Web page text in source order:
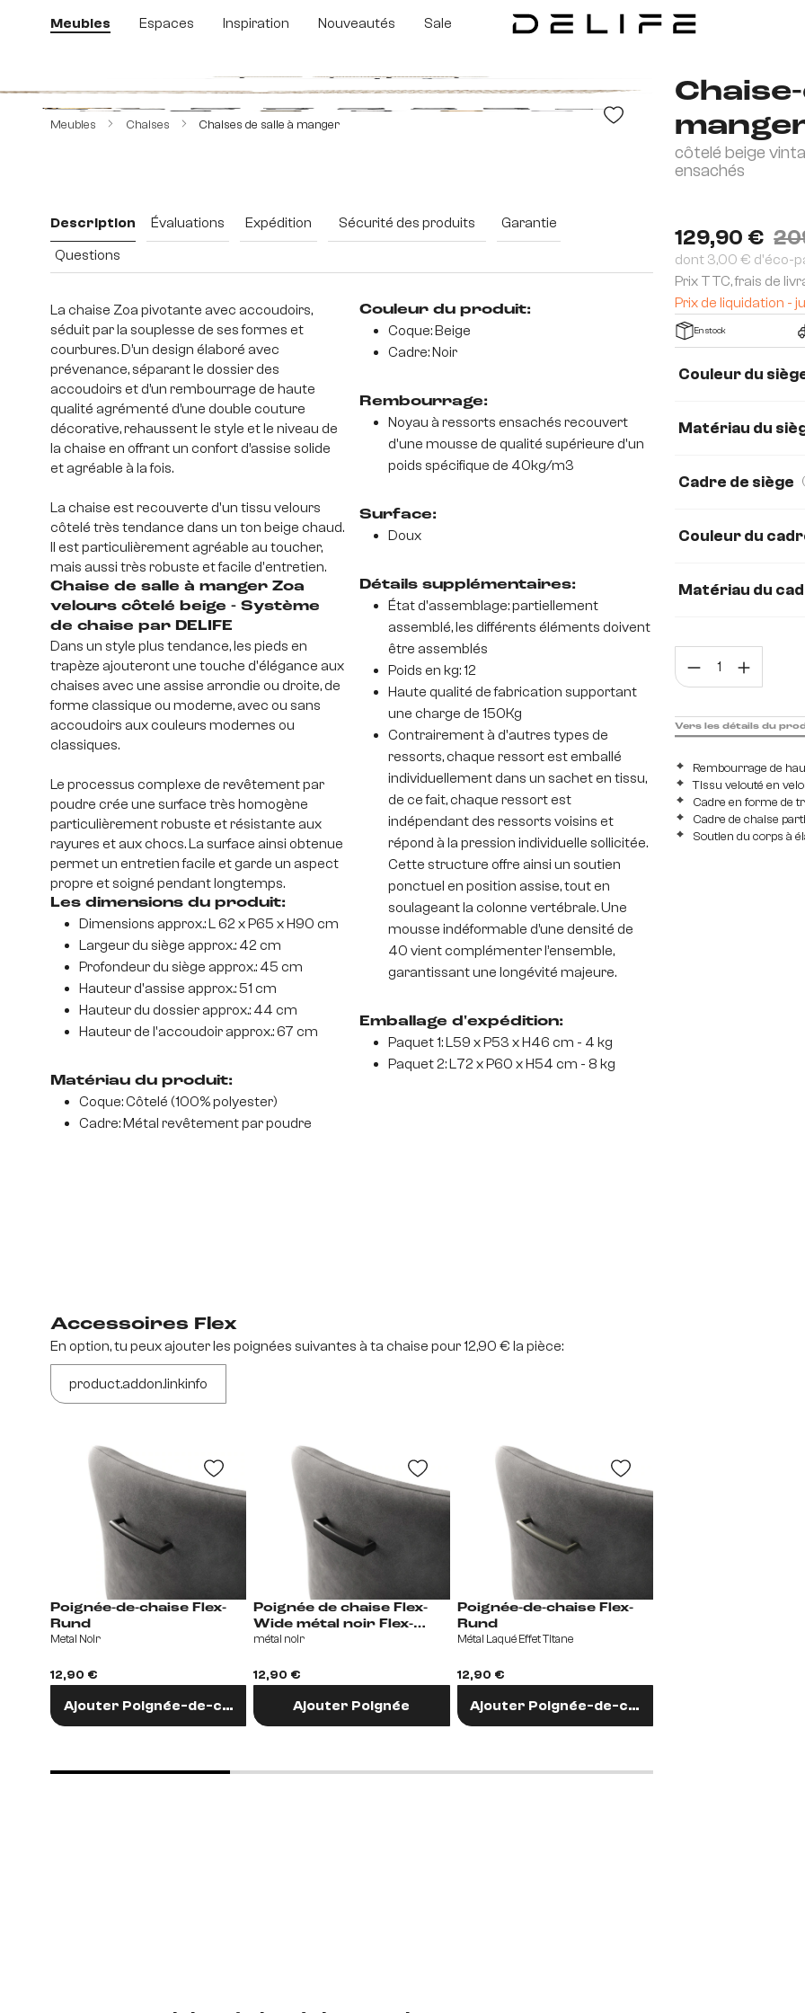
au contenu principal
Passer à la recherche
Passer à la navigation principale
Meubles Espaces Inspiration Nouveautés Sale
Meubles Chaises Chaises de salle à manger
côtelé beige
ensachés
129,90 €
dont 3,00 € d'éco-
Prix TTC, frais de
Prix de liquidation -
En stock
Couleur du
Matériau du
Mikrofaser/Bouclé
Cadre de siège
Couleur du
Matériau du
Rembourrage de
Tissu velouté en
Cadre en forme de
Cadre de chaise
Soutien du corps à
Vers les détails du
Description Évaluations Expédition Sécurité des produits
Garantie
Questions
La chaise Zoa pivotante avec accoudoirs,
séduit par la souplesse de ses formes et
courbures. D’un design élaboré avec
prévenance, séparant le dossier des
accoudoirs et d’un rembourrage de haute
qualité agrémenté d’une double couture
décorative, rehaussent le style et le niveau de
la chaise en offrant un confort d’assise solide
et agréable à la fois.
La chaise est recouverte d'un tissu velours
côtelé très tendance dans un ton beige chaud.
Il est particulièrement agréable au toucher,
mais aussi très robuste et facile d'entretien.
Chaise de salle à manger Zoa
velours côtelé beige - Système
de chaise par DELIFE
Dans un style plus tendance, les pieds en
trapèze ajouteront une touche d'élégance aux
chaises avec une assise arrondie ou droite, de
forme classique ou moderne, avec ou sans
accoudoirs aux couleurs modernes ou
classiques.
Le processus complexe de revêtement par
poudre crée une surface très homogène
particulièrement robuste et résistante aux
rayures et aux chocs. La surface ainsi obtenue
permet un entretien facile et garde un aspect
propre et soigné pendant longtemps.
Les dimensions du produit:
Dimensions approx.: L 62 x P65 x H90 cm
Largeur du siège approx.: 42 cm
Profondeur du siège approx.: 45 cm
Hauteur d'assise approx.: 51 cm
Hauteur du dossier approx.: 44 cm
Hauteur de l'accoudoir approx.: 67 cm
Matériau du produit:
Coque: Côtelé (100% polyester)
Cadre: Métal revêtement par poudre
Couleur du produit:
Coque: Beige
Cadre: Noir
Rembourrage:
Noyau à ressorts ensachés recouvert
d'une mousse de qualité supérieure d'un
poids spécifique de 40kg/m3
Surface:
Doux
Détails supplémentaires:
État d'assemblage: partiellement
assemblé, les différents éléments doivent
être assemblés
Poids en kg: 12
Haute qualité de fabrication supportant
une charge de 150Kg
Contrairement à d'autres types de
ressorts, chaque ressort est emballé
individuellement dans un sachet en tissu,
de ce fait, chaque ressort est
indépendant des ressorts voisins et
répond à la pression individuelle sollicitée.
Cette structure offre ainsi un soutien
ponctuel en position assise, tout en
soulageant la colonne vertébrale. Une
mousse indéformable d’une densité de
40 vient complémenter l’ensemble,
garantissant une longévité majeure.
Emballage d'expédition:
Paquet 1: L59 x P53 x H46 cm - 4 kg
Paquet 2: L72 x P60 x H54 cm - 8 kg
Accessoires Flex
En option, tu peux ajouter les poignées suivantes à ta chaise pour 12,90 € la pièce:
product.addon.linkinfo
Poignée-de-chaise Flex-
Rund
Metal Noir
12,90 €
Ajouter Poignée-de-chaise
Poignée de chaise Flex-
Wide métal noir Flex-
Flach
métal noir
12,90 €
Ajouter Poignée
Poignée-de-chaise Flex-
Rund
Métal Laqué Effet Titane
12,90 €
Ajouter Poignée-de-chaise